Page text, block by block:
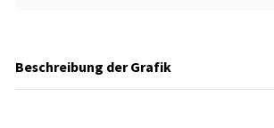
Beschreibung der Grafik